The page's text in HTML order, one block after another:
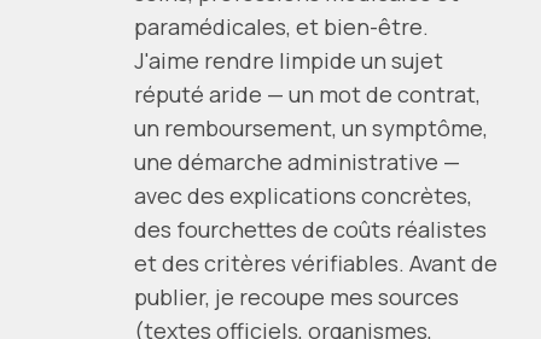
paramédicales, et bien-être.
J'aime rendre limpide un sujet
réputé aride — un mot de contrat,
un remboursement, un symptôme,
une démarche administrative —
avec des explications concrètes,
des fourchettes de coûts réalistes
et des critères vérifiables. Avant de
publier, je recoupe mes sources
(textes officiels, organismes,